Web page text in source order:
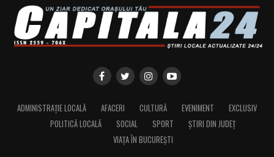
Ravenol VMP USVO 5W30 vs alte uleiuri 5W30
Mulți șoferi compară acest produs cu alte uleiuri
premium.
Diferențele apar în special la:
tehnologia utilizată;
aprobările OEM;
stabilitatea vâscozității;
ADMINISTRAȚIE LOCALĂ AFACERI CULTURĂ EVENIMENT
EXCLUSIV
POLITICĂ LOCALĂ
SOCIAL SPORT
ȘTIRI DIN JUDEȚ
VIAȚA ÎN BUCUREȘTI